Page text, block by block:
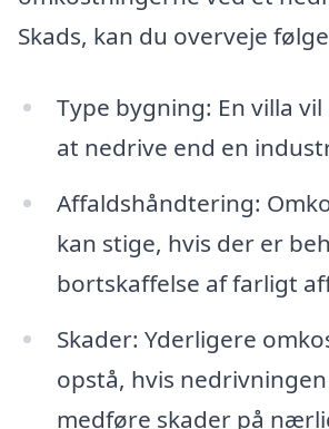
Skads, kan du overveje
Type bygning: En villa
at nedrive end en
Affaldshåndtering:
kan stige, hvis der er
bortskaffelse af farligt
Skader: Yderligere
opstå, hvis
medføre skader på